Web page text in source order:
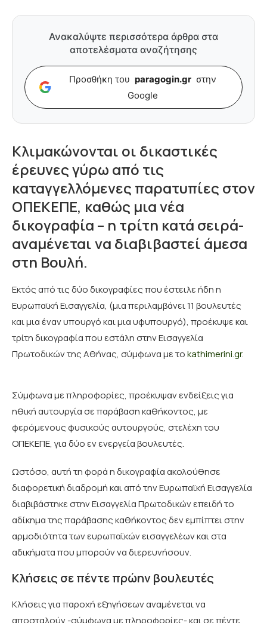
Ανακαλύψτε περισσότερα άρθρα στα
αποτελέσματα αναζήτησης
Προσθήκη του paragogin.gr στην
Google
Κλιμακώνονται οι δικαστικές
έρευνες γύρω από τις
καταγγελλόμενες παρατυπίες στον
ΟΠΕΚΕΠΕ, καθώς μια νέα
δικογραφία – η τρίτη κατά σειρά-
αναμένεται να διαβιβαστεί άμεσα
στη Βουλή.
Εκτός από τις δύο δικογραφίες που έστειλε ήδη η
Ευρωπαϊκή Εισαγγελία, (μια περιλαμβάνει 11 βουλευτές
και μια έναν υπουργό και μια υφυπουργό), προέκυψε και
τρίτη δικογραφία που εστάλη στην Εισαγγελία
Πρωτοδικών της Αθήνας, σύμφωνα με τοkathimerini.gr.
Σύμφωνα με πληροφορίες, προέκυψαν ενδείξεις για
ηθική αυτουργία σε παράβαση καθήκοντος, με
φερόμενους φυσικούς αυτουργούς, στελέχη του
ΟΠΕΚΕΠΕ, για δύο εν ενεργεία βουλευτές.
Ωστόσο, αυτή τη φορά η δικογραφία ακολούθησε
διαφορετική διαδρομή και από την Ευρωπαϊκή Εισαγγελία
διαβιβάστηκε στην Εισαγγελία Πρωτοδικών επειδή το
αδίκημα της παράβασης καθήκοντος δεν εμπίπτει στην
αρμοδιότητα των ευρωπαϊκών εισαγγελέων και στα
αδικήματα που μπορούν να διερευνήσουν.
Κλήσεις σε πέντε πρώην βουλευτές
Κλήσεις για παροχή εξηγήσεων αναμένεται να
αποσταλούν -σύμφωνα με πληροφορίες- και σε πέντε